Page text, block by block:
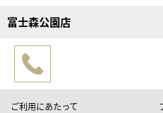
富士森公園店
ご利用にあたって